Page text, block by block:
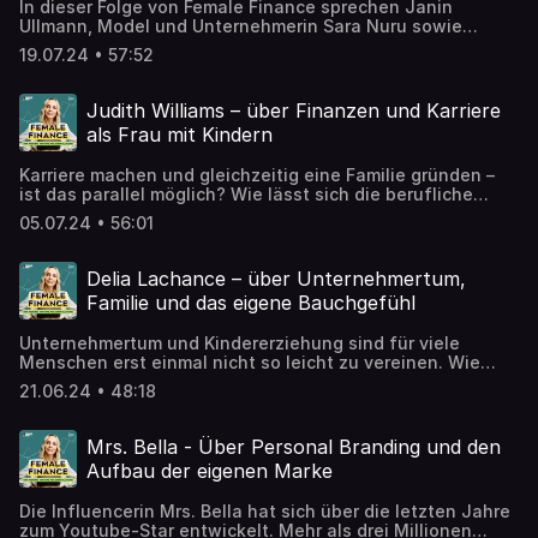
In dieser Folge von Female Finance sprechen Janin
Ullmann, Model und Unternehmerin Sara Nuru sowie
Finanz-Journalistin und Podcasterin Anissa Brinkhoff
über die besten Tipps und Tricks für die eigene
finanzielle Unabhängigkeit gelingt und welche
Herausforderungen Frauen dabei überwinden können.
Sara Nuru teilt ehrlich ihre persönliche Reise, wie sie trotz
Finanzen eingestiegen ist. Die Diskussion umfasst auch
die wichtige Frage, ob es an der Zeit ist, Verantwortung
für die eigenen Finanzen zu übernehmen sowie die
bereit zu bezahlen? Welche Summe würde mir wehtun,
welche nicht?“ Ihr Rat: Klein anfangen, Fehler akzeptieren
und mutig den Weg zur finanziellen Unabhängigkeit
gehen.
19.07.24 • 57:52
Judith Williams – über Finanzen und Karriere
als Frau mit Kindern
Karriere machen und gleichzeitig eine Familie gründen –
ist das parallel möglich? Wie lässt sich die berufliche
Laufbahn mit Familie und Kindern vereinbaren? Wie bleibt
man finanziell unabhängig vom Partner? Und welche
Kinderwunsch in unserer Gesellschaft?
05.07.24 • 56:01
Delia Lachance – über Unternehmertum,
Familie und das eigene Bauchgefühl
Unternehmertum und Kindererziehung sind für viele
Menschen erst einmal nicht so leicht zu vereinen. Wie
geht man als erfolgreiche Gründerin mit dem sogenannten
„Mom Guilt“ um? Wie schafft man es, qualitativ wertvolle
zu vereinigen? Wie kann es sein, dass trotz der
Doppelbelastung weiblich geführte Startups nachhaltig
erfolgreicher sind?
21.06.24 • 48:18
Mrs. Bella - Über Personal Branding und den
Aufbau der eigenen Marke
Die Influencerin Mrs. Bella hat sich über die letzten Jahre
zum Youtube-Star entwickelt. Mehr als drei Millionen